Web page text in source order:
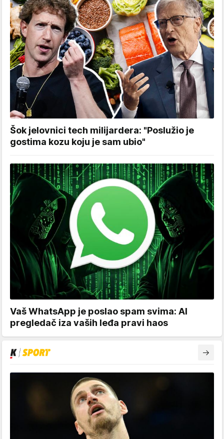
Šok jelovnici tech milijardera: "Poslužio je
gostima kozu koju je sam ubio"
Vaš WhatsApp je poslao spam svima: AI
pregledač iza vaših leđa pravi haos